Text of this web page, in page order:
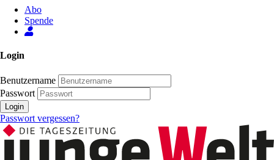
Abo
Spende
Login
Benutzername
Passwort
Login
Passwort vergessen?